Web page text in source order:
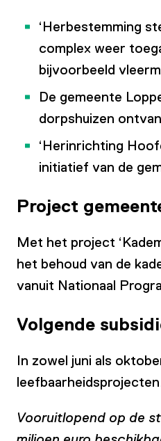
‘Herbestemming
complex weer
bijvoorbeeld
De gemeente
dorpshuizen
‘Herinrichting
initiatief van de
Project
Met het project
het behoud van de
vanuit Nationaal
Volgende
In zowel juni als
Vooruitlopend op de